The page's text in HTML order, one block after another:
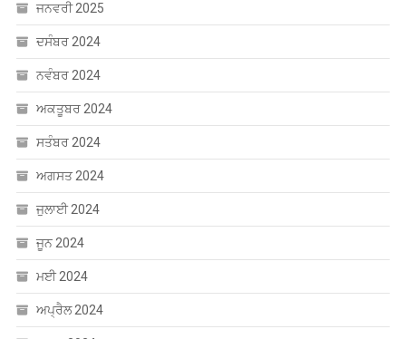
ਜਨਵਰੀ 2025
ਦਸੰਬਰ 2024
ਨਵੰਬਰ 2024
ਅਕਤੂਬਰ 2024
ਸਤੰਬਰ 2024
ਅਗਸਤ 2024
ਜੁਲਾਈ 2024
ਜੂਨ 2024
ਮਈ 2024
ਅਪ੍ਰੈਲ 2024